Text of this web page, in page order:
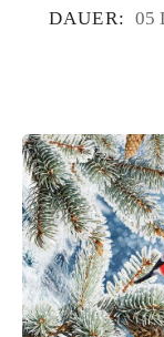
DAUER: 05